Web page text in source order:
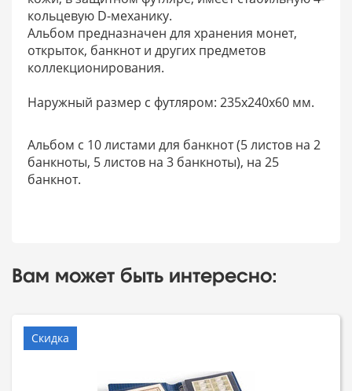
кольцевую D-механику.
Альбом предназначен для хранения монет,
открыток, банкнот и других предметов
коллекционирования.
Наружный размер с футляром: 235х240х60 мм.
Альбом с 10 листами для банкнот (5 листов на 2
банкноты, 5 листов на 3 банкноты), на 25
банкнот.
Вам может быть интересно:
Скидка